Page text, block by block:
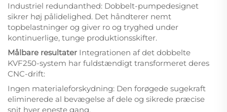
Industriel redundanthed: Dobbelt-pumpedesignet
sikrer høj pålidelighed. Det håndterer nemt
topbelastninger og giver ro og tryghed under
kontinuerlige, tunge produktionsskifter.
Målbare resultater Integrationen af det dobbelte
KVF250-system har fuldstændigt transformeret deres
CNC-drift:
Ingen materialeforskydning: Den forøgede sugekraft
eliminerede al bevægelse af dele og sikrede præcise
snit hver eneste gang.